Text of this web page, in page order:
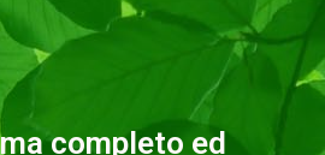
completo ed